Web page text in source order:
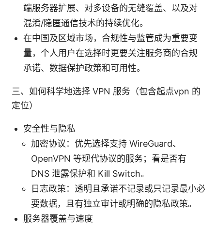
端服务器扩展、对多设备的无缝覆盖、以及对
混淆/隐匿通信技术的持续优化。
在中国及区域市场，合规性与监管成为重要变
量，个人用户在选择时更要关注服务商的合规
承诺、数据保护政策和可用性。
三、如何科学地选择 VPN 服务（包含起点vpn 的
定位）
安全性与隐私
加密协议：优先选择支持 WireGuard、
OpenVPN 等现代协议的服务；看是否有
DNS 泄露保护和 Kill Switch。
日志政策：透明且承诺不记录或只记录最小必
要数据，且有独立审计或明确的隐私政策。
服务器覆盖与速度